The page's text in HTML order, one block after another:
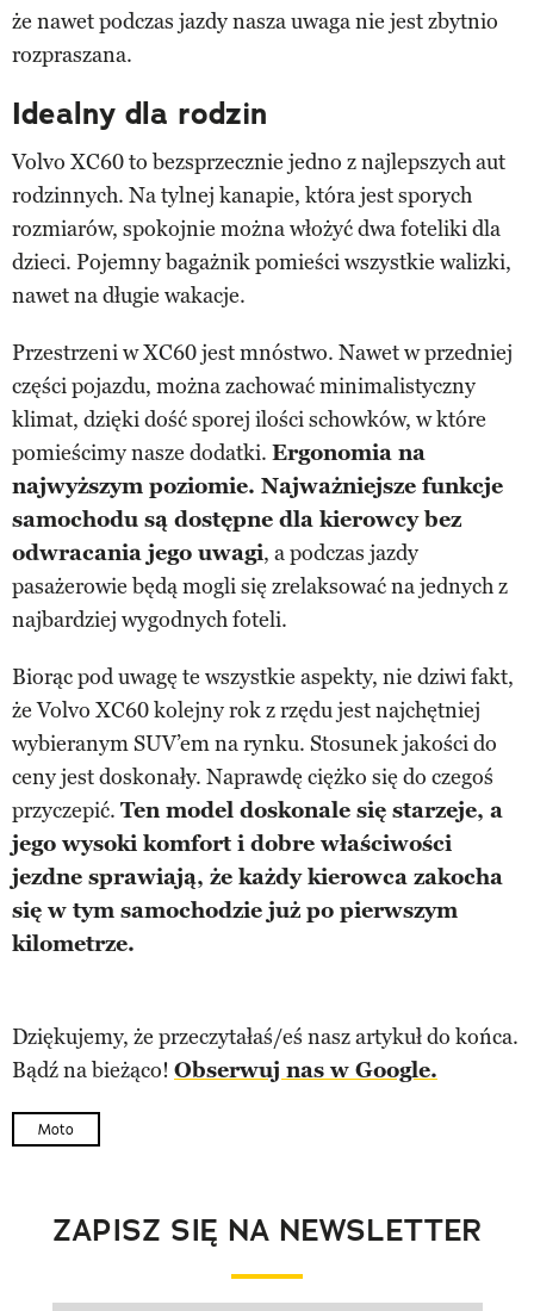
że nawet podczas jazdy nasza uwaga nie jest zbytnio
rozpraszana.
Idealny dla rodzin
Volvo XC60 to bezsprzecznie jedno z najlepszych aut
rodzinnych. Na tylnej kanapie, która jest sporych
rozmiarów, spokojnie można włożyć dwa foteliki dla
dzieci. Pojemny bagażnik pomieści wszystkie walizki,
nawet na długie wakacje.
Przestrzeni w XC60 jest mnóstwo. Nawet w przedniej
części pojazdu, można zachować minimalistyczny
klimat, dzięki dość sporej ilości schowków, w które
pomieścimy nasze dodatki. Ergonomia na
najwyższym poziomie. Najważniejsze funkcje
samochodu są dostępne dla kierowcy bez
odwracania jego uwagi, a podczas jazdy
pasażerowie będą mogli się zrelaksować na jednych z
najbardziej wygodnych foteli.
Biorąc pod uwagę te wszystkie aspekty, nie dziwi fakt,
że Volvo XC60 kolejny rok z rzędu jest najchętniej
wybieranym SUV’em na rynku. Stosunek jakości do
ceny jest doskonały. Naprawdę ciężko się do czegoś
przyczepić. Ten model doskonale się starzeje, a
jego wysoki komfort i dobre właściwości
jezdne sprawiają, że każdy kierowca zakocha
się w tym samochodzie już po pierwszym
kilometrze.
Dziękujemy, że przeczytałaś/eś nasz artykuł do końca.
Bądź na bieżąco! Obserwuj nas w Google.
Moto
ZAPISZ SIĘ NA NEWSLETTER